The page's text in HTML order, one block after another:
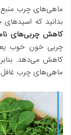
ماهی‌های چرب منبع
بدانید که اسیدهای چرب
کاهش چربی‌های
ماهی‌های چرب